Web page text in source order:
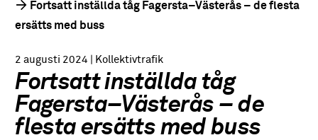
Fortsatt inställda tåg Fagersta–Västerås – de flesta
ersätts med buss
2 augusti 2024 | Kollektivtrafik
Fortsatt inställda tåg
Fagersta–Västerås – de
flesta ersätts med buss